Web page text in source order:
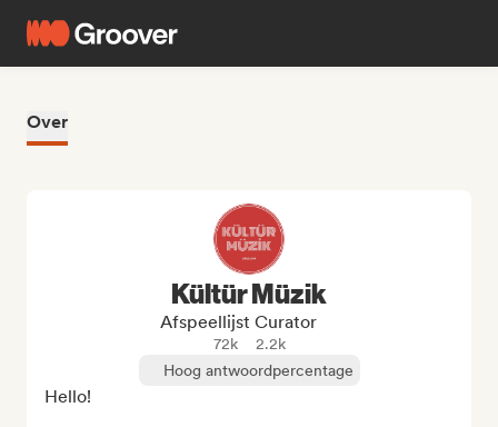
Over
Kültür Müzik
Afspeellijst Curator
72k
2.2k
Hoog antwoordpercentage
Hello!